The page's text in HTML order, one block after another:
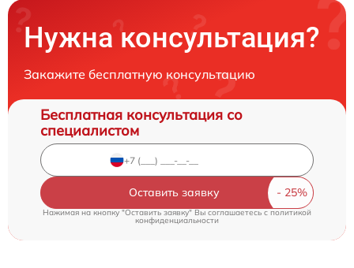
Нужна консультация?
Закажите бесплатную консультацию
Бесплатная консультация со
специалистом
Оставить заявку
Нажимая на кнопку "Оставить заявку" Вы соглашаетесь c политикой
конфиденциальности